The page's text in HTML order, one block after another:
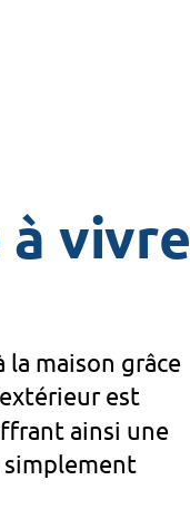
à vivre
maison grâce
est
ainsi une
simplement